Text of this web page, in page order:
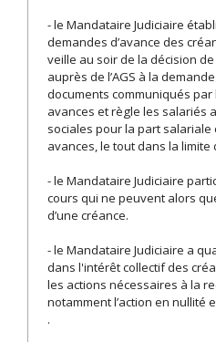
- le Mandataire Judiciaire
demandes d’avance des
veille au soir de la décision
auprès de l’AGS à la
documents communiqués
avances et règle les salariés
sociales pour la part
avances, le tout dans la limite
- le Mandataire Judiciaire
cours qui ne peuvent alors
d’une créance.
- le Mandataire Judiciaire a
dans l'intérêt collectif des
les actions nécessaires à la
notamment l’action en nullité
.